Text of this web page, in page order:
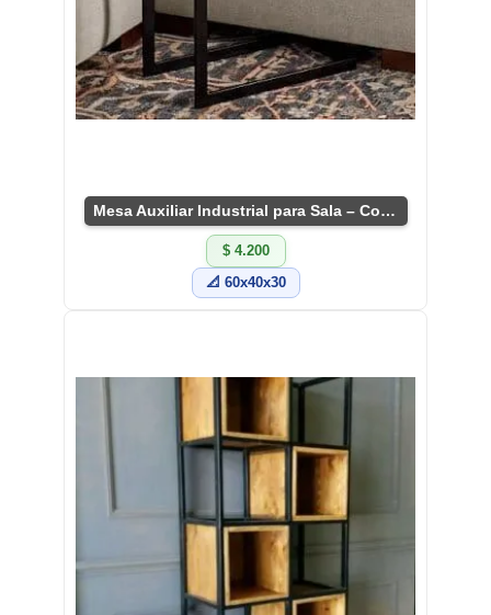
Mesa Auxiliar Industrial para Sala – Compacta y Versátil
$ 4.200
📐 60x40x30